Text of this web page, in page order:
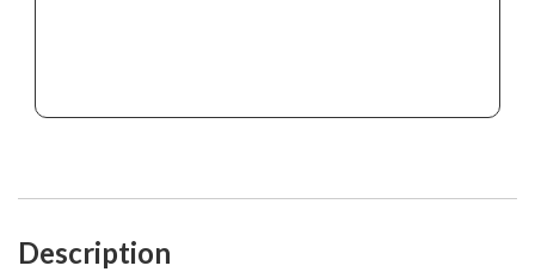
Description